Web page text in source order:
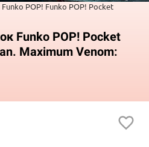
POP! Funko POP! Pocket
Funko POP! Pocket
Maximum Venom: